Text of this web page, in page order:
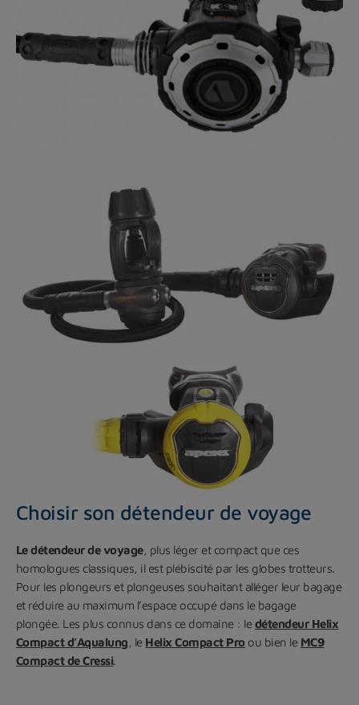
Choisir son détendeur de voyage
Le détendeur de voyage, plus léger et compact que ces
homologues classiques, il est plébiscité par les globes trotteurs.
Pour les plongeurs et plongeuses souhaitant alléger leur bagage
et réduire au maximum l’espace occupé dans le bagage
plongée. Les plus connus dans ce domaine : le détendeur Helix
Compact d’Aqualung , le Helix Compact Pro ou bien le MC9
Compact de Cressi.